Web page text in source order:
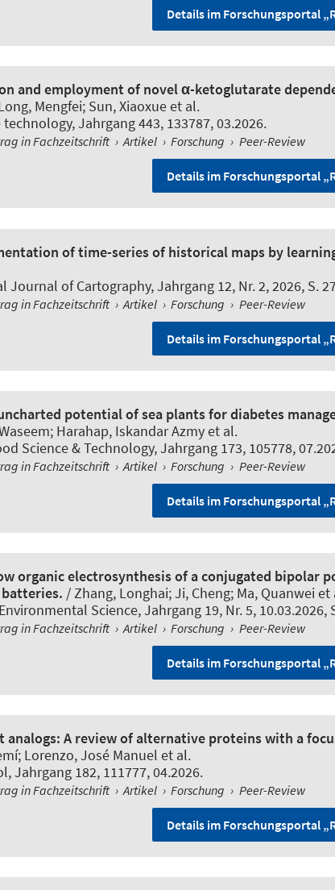
Details im Forschungsportal
and employment of novel α-ketoglutarate
Mengfei; Sun, Xiaoxue et al.
technology, Jahrgang 443, 133787, 03.2026.
in Fachzeitschrift › Artikel › Forschung › Peer-Review
Details im Forschungsportal
of time-series of historical maps by
Journal of Cartography, Jahrgang 12, Nr. 2, 2026, S.
in Fachzeitschrift › Artikel › Forschung › Peer-Review
Details im Forschungsportal
potential of sea plants for diabetes
Harahap, Iskandar Azmy et al.
Science & Technology, Jahrgang 173, 105778,
in Fachzeitschrift › Artikel › Forschung › Peer-Review
Details im Forschungsportal
organic electrosynthesis of a conjugated bipolar
/ Zhang, Longhai; Ji, Cheng; Ma, Quanwei et
Science, Jahrgang 19, Nr. 5, 10.03.2026,
in Fachzeitschrift › Artikel › Forschung › Peer-Review
Details im Forschungsportal
analogs: A review of alternative proteins with a
Lorenzo, José Manuel et al.
, Jahrgang 182, 111777, 04.2026.
in Fachzeitschrift › Artikel › Forschung › Peer-Review
Details im Forschungsportal